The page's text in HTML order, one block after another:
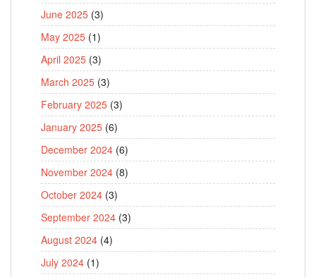
June 2025 (3)
May 2025 (1)
April 2025 (3)
March 2025 (3)
February 2025 (3)
January 2025 (6)
December 2024 (6)
November 2024 (8)
October 2024 (3)
September 2024 (3)
August 2024 (4)
July 2024 (1)